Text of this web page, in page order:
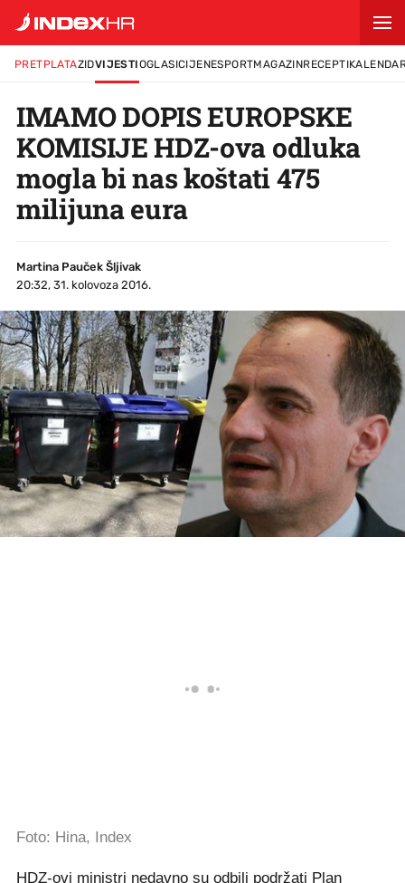
PRETPLATAZIDVIJESTIOGLASICIJENESPORTMAGAZINRECEPTI
IMAMO DOPIS EUROPSKE
KOMISIJE HDZ-ova odluka
mogla bi nas koštati 475
milijuna eura
Martina Pauček Šljivak
20:32, 31. kolovoza 2016.
Foto: Hina, Index
HDZ-ovi ministri nedavno su odbili podržati Plan